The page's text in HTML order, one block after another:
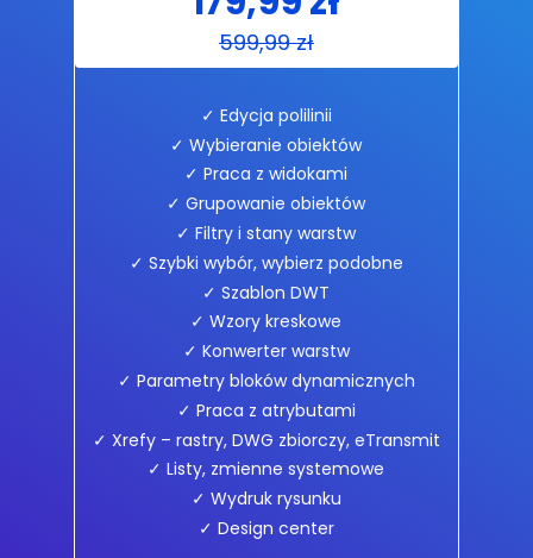
599,99 zł
✓ Edycja polilinii
✓ Wybieranie obiektów
✓ Praca z widokami
✓ Grupowanie obiektów
✓ Filtry i stany warstw
✓ Szybki wybór, wybierz podobne
✓ Szablon DWT
✓ Wzory kreskowe
✓ Konwerter warstw
✓ Parametry bloków dynamicznych
✓ Praca z atrybutami
✓ Xrefy – rastry, DWG zbiorczy, eTransmit
✓ Listy, zmienne systemowe
✓ Wydruk rysunku
✓ Design center